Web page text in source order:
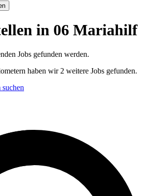
in 06 Mariahilf
Jobs gefunden werden.
haben wir 2 weitere Jobs gefunden.